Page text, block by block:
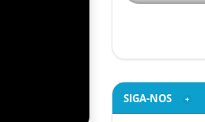
SIGA-NOS